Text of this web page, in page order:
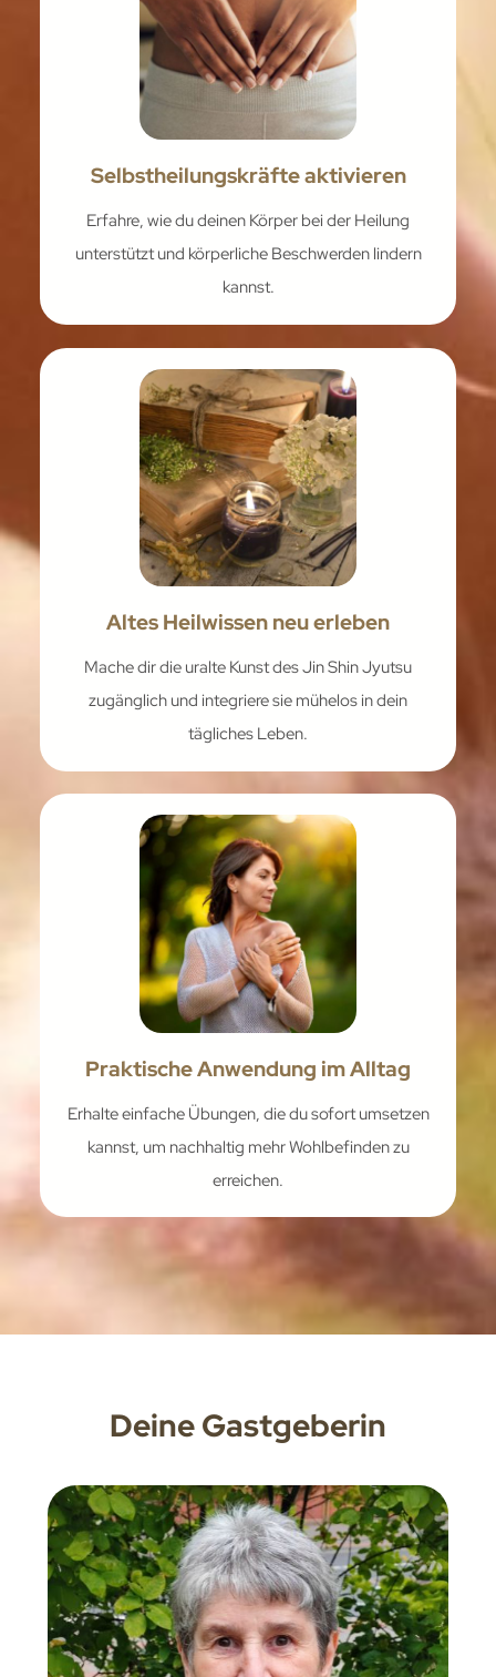
Selbstheilungskräfte aktivieren
Erfahre, wie du deinen Körper bei der Heilung
unterstützt und körperliche Beschwerden lindern
kannst.
Altes Heilwissen neu erleben
Mache dir die uralte Kunst des Jin Shin Jyutsu
zugänglich und integriere sie mühelos in dein
tägliches Leben.
Praktische Anwendung im Alltag
Erhalte einfache Übungen, die du sofort umsetzen
kannst, um nachhaltig mehr Wohlbefinden zu
erreichen.
Deine Gastgeberin